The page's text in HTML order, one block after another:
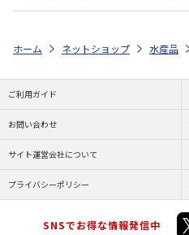
ホーム ネットショップ 水産品
ご利用ガイド
お問い合わせ
サイト運営会社について
プライバシーポリシー
SNSでお得な情報発信中